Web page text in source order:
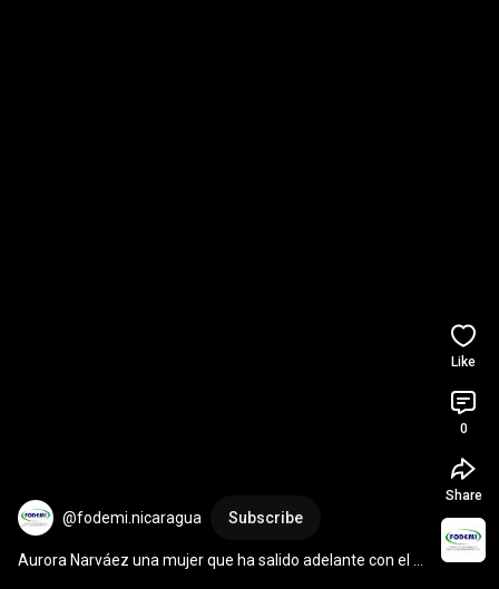
@fodemi.nicaragua Subscribe
Aurora Narváez una mujer que ha salido adelante con el
Like
0
Share